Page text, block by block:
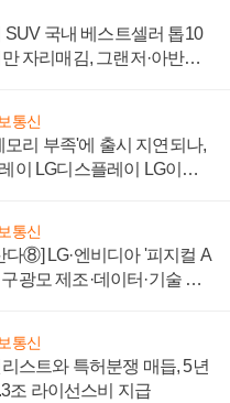
SUV 국내 베스트셀러 톱10
자리매김, 그랜저·아반떼
통신
모리 부족'에 출시 지연되나,
이 LG디스플레이 LG이노
통신
다⑧] LG·엔비디아 '피지컬 A
광모 제조·데이터·기술 결
통신
스트와 특허분쟁 매듭, 5년
조 라이선스비 지급